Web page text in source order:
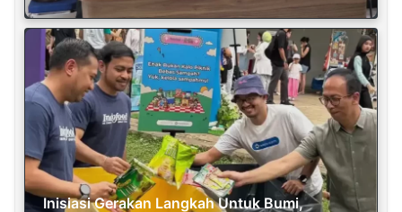
Inisiasi Gerakan Langkah Untuk Bumi,